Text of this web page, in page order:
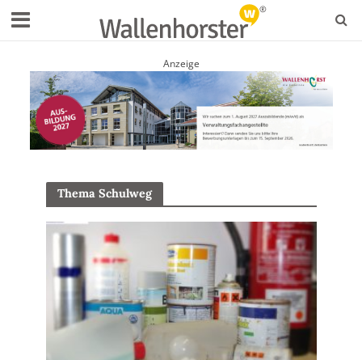
Anzeige
Thema Schulweg